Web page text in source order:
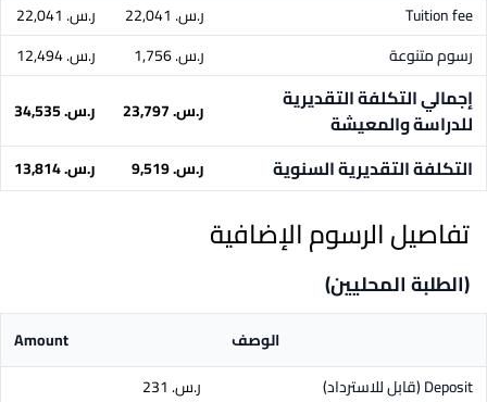
Tuition fee ر.س.‏ 22,041
ر.س.‏ 22,041
رسوم متنوعة
ر.س.‏ 1,756 ر.س.‏ 12,494
إجمالي التكلفة التقديرية
للدراسة والمعيشة
ر.س.‏ 23,797 ر.س.‏ 34,535
التكلفة التقديرية السنوية ر.س.‏ 9,519 ر.س.‏ 13,814
تفاصيل الرسوم الإضافية
(الطلبة المحليين)
الوصف
Amount
Deposit(قابل للاسترداد)
ر.س.‏ 231